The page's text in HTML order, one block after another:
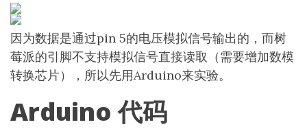
因为数据是通过pin 5的电压模拟信号输出的，而树
莓派的引脚不支持模拟信号直接读取（需要增加数模
转换芯片），所以先用Arduino来实验。
Arduino 代码